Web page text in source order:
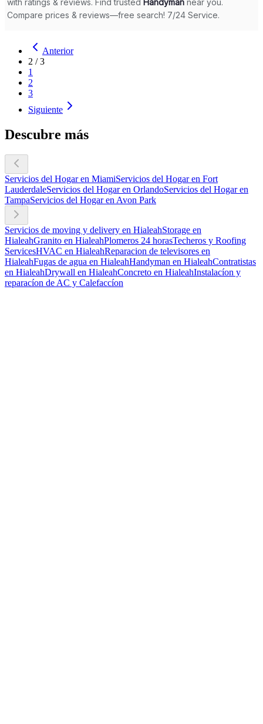
Anterior
2 /3
1
2
3
Siguiente
Descubre más
Servicios del Hogar en MiamiServicios del Hogar en Fort
LauderdaleServicios del Hogar en OrlandoServicios del Hogar en
TampaServicios del Hogar en Avon Park
Servicios de moving y delivery en HialeahStorage en
HialeahGranito en HialeahPlomeros 24 horasTecheros y Roofing
ServicesHVAC en HialeahReparacion de televisores en
HialeahFugas de agua en HialeahHandyman en HialeahContratistas
en HialeahDrywall en HialeahConcreto en HialeahInstalacíon y
reparacíon de AC y Calefaccíon